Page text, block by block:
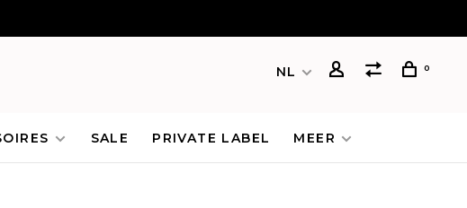
NL 0
SALE PRIVATE LABEL MEER